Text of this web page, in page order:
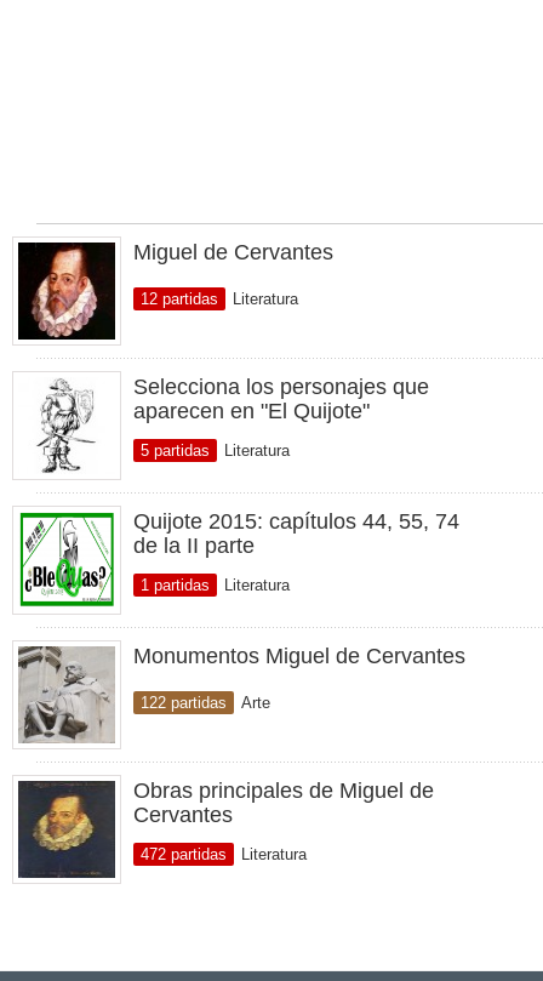
Miguel de Cervantes
12 partidas Literatura
Selecciona los personajes que
aparecen en "El Quijote"
5 partidas Literatura
Quijote 2015: capítulos 44, 55, 74
de la II parte
1 partidas Literatura
Monumentos Miguel de Cervantes
122 partidas Arte
Obras principales de Miguel de
Cervantes
472 partidas Literatura